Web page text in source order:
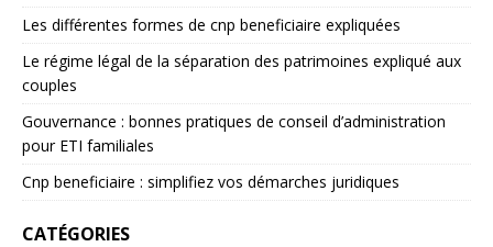
Les différentes formes de cnp beneficiaire expliquées
Le régime légal de la séparation des patrimoines expliqué aux
couples
Gouvernance : bonnes pratiques de conseil d’administration
pour ETI familiales
Cnp beneficiaire : simplifiez vos démarches juridiques
CATÉGORIES